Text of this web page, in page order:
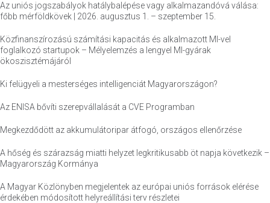
Az uniós jogszabályok hatálybalépése vagy alkalmazandóvá válása:
főbb mérföldkövek | 2026. augusztus 1. – szeptember 15.
Közfinanszírozású számítási kapacitás és alkalmazott MI-vel
foglalkozó startupok – Mélyelemzés a lengyel MI-gyárak
ökoszisztémájáról
Ki felügyeli a mesterséges intelligenciát Magyarországon?
Az ENISA bővíti szerepvállalását a CVE Programban
Megkezdődött az akkumulátoripar átfogó, országos ellenőrzése
A hőség és szárazság miatti helyzet legkritikusabb öt napja következik –
Magyarország Kormánya
A Magyar Közlönyben megjelentek az európai uniós források elérése
érdekében módosított helyreállítási terv részletei